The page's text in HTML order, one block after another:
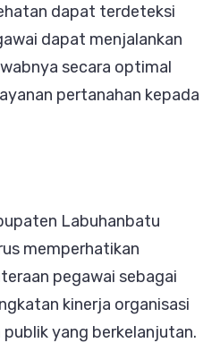
dapat terdeteksi
dapat menjalankan
secara optimal
pertanahan kepada
Labuhanbatu
memperhatikan
pegawai sebagai
kinerja organisasi
yang berkelanjutan.